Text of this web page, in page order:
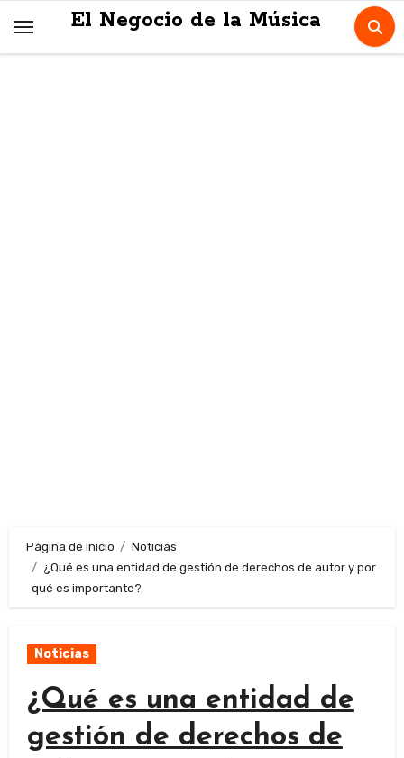
El Negocio de la Música
Página de inicio
Noticias
¿Qué es una entidad de gestión de derechos de autor y por
qué es importante?
Noticias
¿Qué es una entidad de
gestión de derechos de